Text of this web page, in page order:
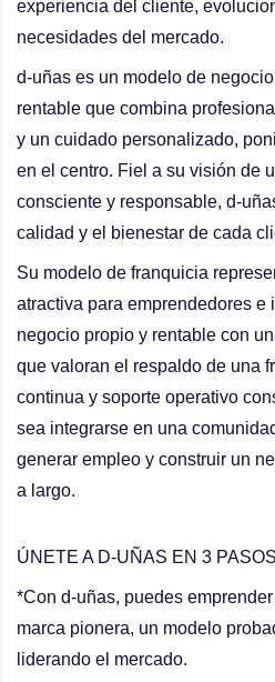
experiencia del cliente,
necesidades del mercado.
d-uñas es un modelo de
rentable que combina
y un cuidado personalizado,
en el centro. Fiel a su visión de
consciente y responsable, d-
calidad y el bienestar de cada
Su modelo de franquicia
atractiva para emprendedores e
negocio propio y rentable con
que valoran el respaldo de una
continua y soporte operativo
sea integrarse en una
generar empleo y construir un
a largo.
ÚNETE A D-UÑAS EN 3 PASOS
*Con d-uñas, puedes
marca pionera, un modelo
liderando el mercado.